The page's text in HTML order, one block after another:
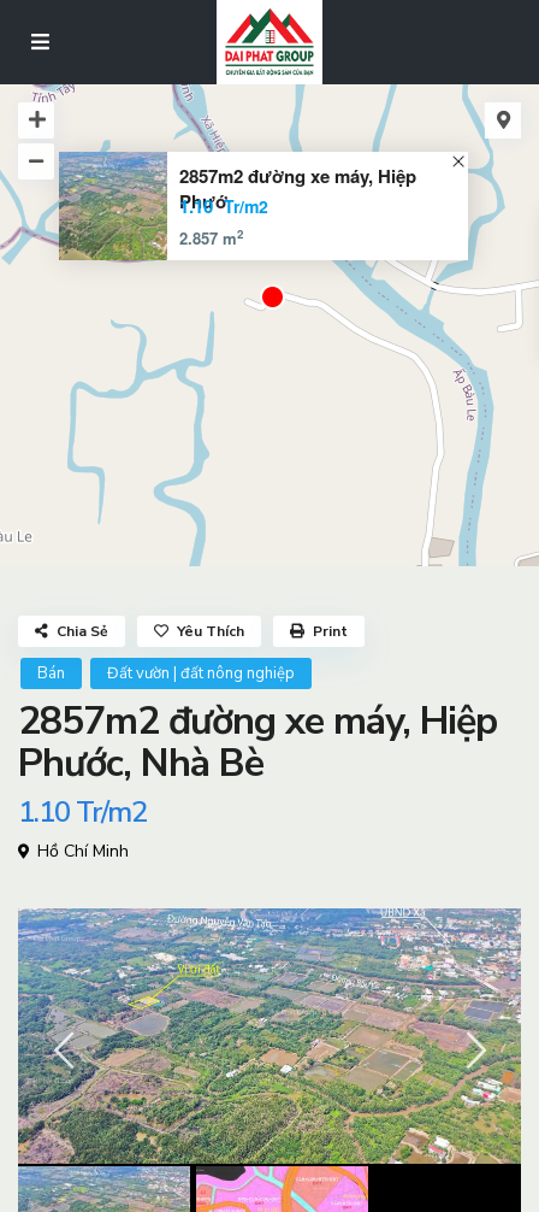
2857m2 đường xe máy, Hiệp
Phướ
1.10 Tr/m2
2.857 m2
Bán Đất vườn | đất nông nghiệp
2857m2 đường xe máy, Hiệp
Phước, Nhà Bè
1.10Tr/m2
Hồ Chí Minh
Chia Sẻ Yêu Thích Print